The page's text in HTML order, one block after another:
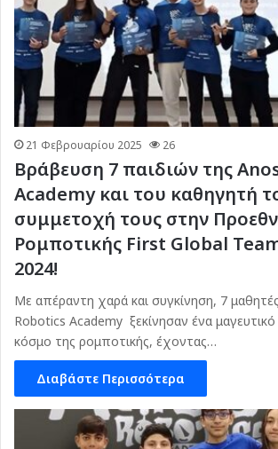
21 Φεβρουαρίου 2025 26
Βράβευση 7 παιδιών της
Academy και του καθηγητή
συμμετοχή τους στην
Ρομποτικής First Global
2024!
Με απέραντη χαρά και συγκίνηση, 7
Robotics Academy ξεκίνησαν ένα μαγευτικό
κόσμο της ρομποτικής, έχοντας…
Διαβάστε Περισσότερα